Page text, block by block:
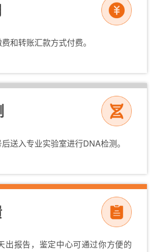
和转账汇款方式付费。
送入专业实验室进行DNA检测。
出报告，鉴定中心可通过你方便的